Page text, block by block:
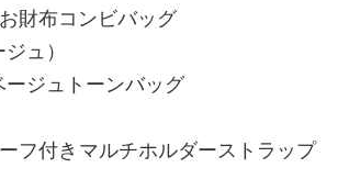
財布コンビバッグ
ュ）
ージュトーンバッグ
フ付きマルチホルダーストラップ